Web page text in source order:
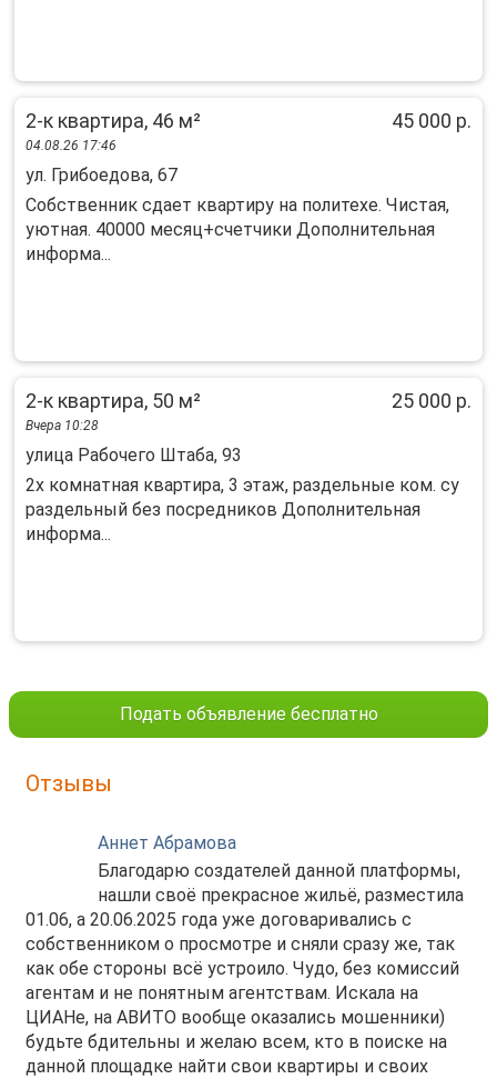
2-к квартира, 46 м² 45 000 р.
04.08.26 17:46
ул. Грибоедова, 67
Собственник сдает квартиру на политехе. Чистая,
уютная. 40000 месяц+счетчики Дополнительная
информа...
2-к квартира, 50 м² 25 000 р.
Вчера 10:28
улица Рабочего Штаба, 93
2х комнатная квартира, 3 этаж, раздельные ком. су
раздельный без посредников Дополнительная
информа...
Подать объявление бесплатно
Отзывы
Аннет Абрамова
Благодарю создателей данной платформы,
нашли своё прекрасное жильё, разместила
01.06, а 20.06.2025 года уже договаривались с
собственником о просмотре и сняли сразу же, так
как обе стороны всё устроило. Чудо, без комиссий
агентам и не понятным агентствам. Искала на
ЦИАНе, на АВИТО вообще оказались мошенники)
будьте бдительны и желаю всем, кто в поиске на
данной площадке найти свои квартиры и своих